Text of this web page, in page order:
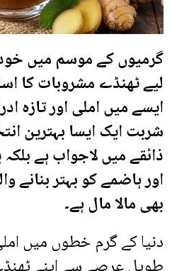
گرمیوں کے موسم میں
لیے ٹھنڈے مشروبات کا
ایسے میں املی اور تازہ
شربت ایک ایسا بہترین
ذائقے میں لاجواب ہے
اور ہاضمے کو بہتر
بھی مالا مال ہے۔
دنیا کے گرم خطوں میں